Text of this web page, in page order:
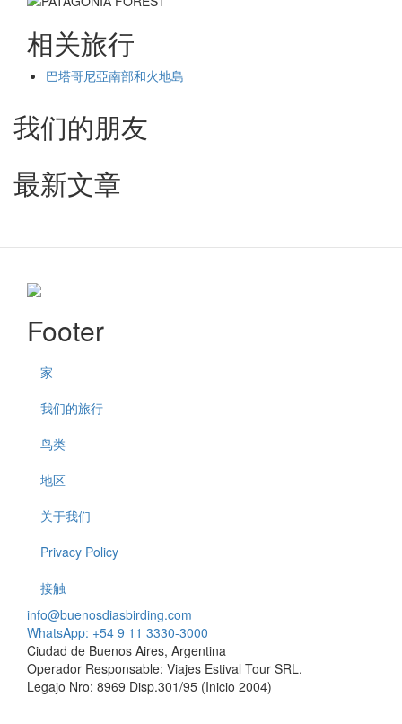
相关旅行
巴塔哥尼亞南部和火地島
我们的朋友
最新文章
Footer
家
我们的旅行
鸟类
地区
关于我们
Privacy Policy
接触
info@buenosdiasbirding.com
WhatsApp: +54 9 11 3330-3000
Ciudad de Buenos Aires, Argentina
Operador Responsable: Viajes Estival Tour SRL.
Legajo Nro: 8969 Disp.301/95 (Inicio 2004)